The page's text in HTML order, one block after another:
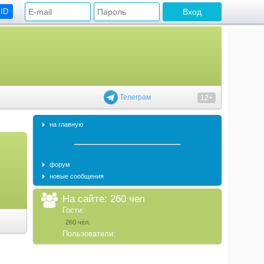
Телеграм 12+
на главную
форум
новые сообщения
На сайте: 260 чел
Гости:
260 чел.
Пользователи: